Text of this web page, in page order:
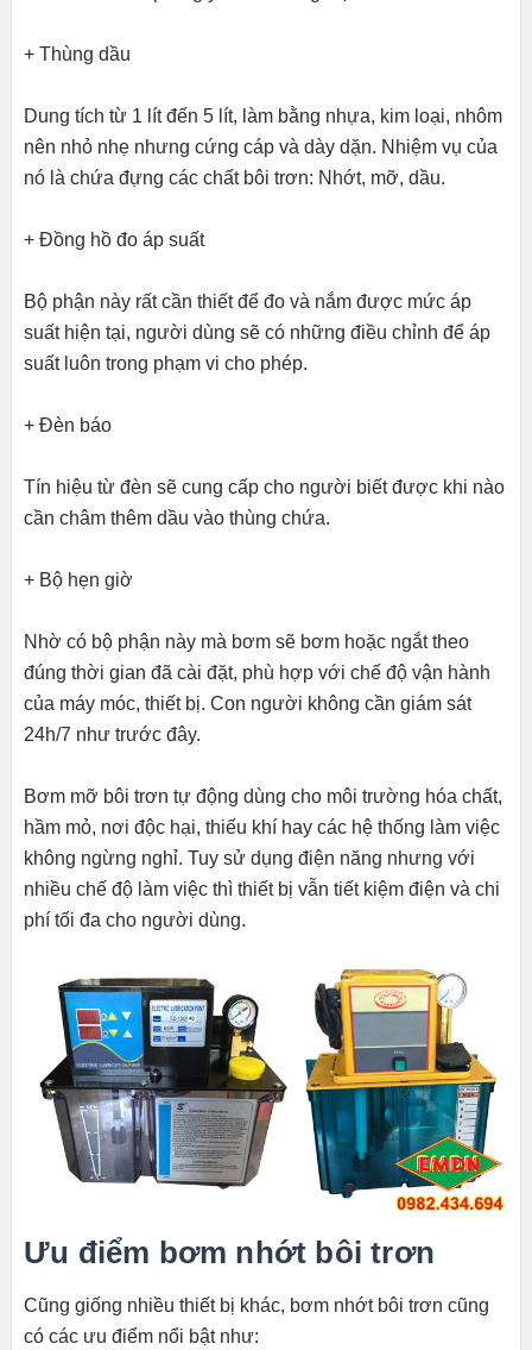
+ Thùng dầu
Dung tích từ 1 lít đến 5 lít, làm bằng nhựa, kim loại, nhôm
nên nhỏ nhẹ nhưng cứng cáp và dày dặn. Nhiệm vụ của
nó là chứa đựng các chất bôi trơn: Nhớt, mỡ, dầu.
+ Đồng hồ đo áp suất
Bộ phận này rất cần thiết để đo và nắm được mức áp
suất hiện tại, người dùng sẽ có những điều chỉnh để áp
suất luôn trong phạm vi cho phép.
+ Đèn báo
Tín hiệu từ đèn sẽ cung cấp cho người biết được khi nào
cần châm thêm dầu vào thùng chứa.
+ Bộ hẹn giờ
Nhờ có bộ phận này mà bơm sẽ bơm hoặc ngắt theo
đúng thời gian đã cài đặt, phù hợp với chế độ vận hành
của máy móc, thiết bị. Con người không cần giám sát
24h/7 như trước đây.
Bơm mỡ bôi trơn tự động dùng cho môi trường hóa chất,
hầm mỏ, nơi độc hại, thiếu khí hay các hệ thống làm việc
không ngừng nghỉ. Tuy sử dụng điện năng nhưng với
nhiều chế độ làm việc thì thiết bị vẫn tiết kiệm điện và chi
phí tối đa cho người dùng.
Ưu điểm bơm nhớt bôi trơn
Cũng giống nhiều thiết bị khác, bơm nhớt bôi trơn cũng
có các ưu điểm nổi bật như: